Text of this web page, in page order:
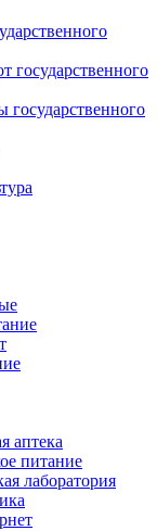
государственного
государственного
аптека
питание
лаборатория